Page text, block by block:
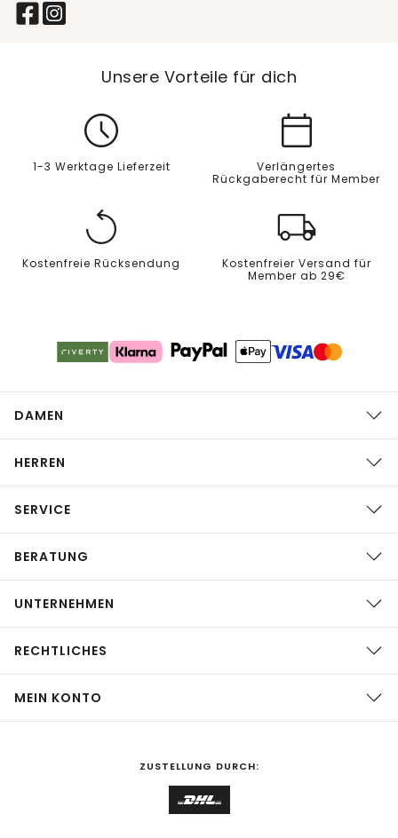
Unsere Vorteile für dich
1-3 Werktage Lieferzeit
Verlängertes
Rückgaberecht für Member
Kostenfreie Rücksendung
Kostenfreier Versand für
Member ab 29€
DAMEN
HERREN
SERVICE
BERATUNG
UNTERNEHMEN
RECHTLICHES
MEIN KONTO
ZUSTELLUNG DURCH: